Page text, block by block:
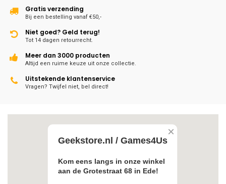
Gratis verzending
Bij een bestelling vanaf €50,-
Niet goed? Geld terug!
Tot 14 dagen retourrecht.
Meer dan 3000 producten
Altijd een ruime keuze uit onze collectie.
Uitstekende klantenservice
Vragen? Twijfel niet, bel direct!